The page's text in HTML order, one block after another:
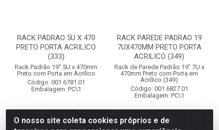
RACK PADRAO 5U X 470
PRETO PORTA ACRILICO
(333)
Rack Padrão 19" 5U x 470mm
Preto com Porta em Acrílico
Código: 001.6781.01
Embalagem: PC\1
VER PREÇO
RACK PAREDE PADRAO 19
7UX470MM PRETO PORTA
ACRILICO (349)
Rack de Parede Padrão 19” 7U x
470mm Preto com Porta em
Acrílico (349)
Código: 001.6827.01
Embalagem: PC\1
VER PREÇO
O nosso site coleta cookies próprios e de